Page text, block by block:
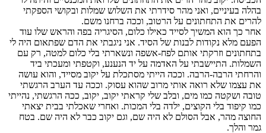
בהלה בעיניים, ואני מהר סידרתי את השלוש שמלות ובקושי הספקתי
להרים את התחתונים על הרטוב, וככה ברחנו משם.
אחר כך הוא המשיך לסייד כאילו כלום, הסיגריה בפה והראש שלו עוד
הפעם מלא נקודות לבנות של הסיד. אני ניגבתי את הדם שפתאום היה לי
בתחתונים וזרקתי אותם לפח-אשפה ונשארתי בלי כלום למטה, רק עם
השמלות. התיישבתי על האדמה על יד הנענע, וקטפתי ומעכתי ביד
והרחתי הרבה-הרבה. וככה הייתי מסתכלת על יקוב מסייד, והוא עושה
את עצמו שלא רואה אותי מרוב שהוא עסוק. וככה עד הערב הרגשתי
טובה ושקטה כמו מים, ובלב שלי קראתי יקוב, יקוב, ככה הרגשתי, נהייתי
כמו קיפוד בלי הקוצים, ילדה בלי המכות. ואחרי שאכלתי בבית יצאתי
החוצה מהר, אבל הסולם לא היה שם, וגם יקוב כבר לא היה שם. בטח
גמר והלך.